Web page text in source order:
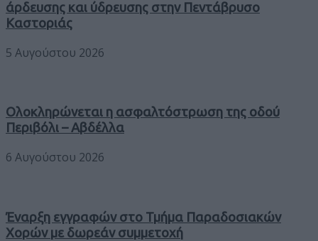
άρδευσης και ύδρευσης στην Πεντάβρυσο
Καστοριάς
5 Αυγούστου 2026
Ολοκληρώνεται η ασφαλτόστρωση της οδού
Περιβόλι – Αβδέλλα
6 Αυγούστου 2026
Έναρξη εγγραφών στο Τμήμα Παραδοσιακών
Χορών με δωρεάν συμμετοχή